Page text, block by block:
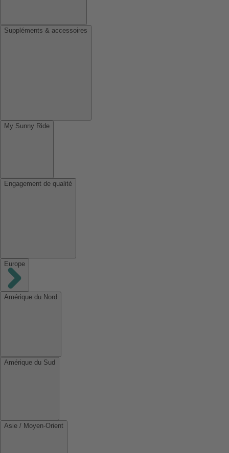
Suppléments & accessoires
My Sunny Ride
Engagement de qualité
Europe
Amérique du Nord
Amérique du Sud
Asie / Moyen-Orient